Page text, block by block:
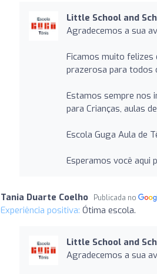
Little School and
Agradecemos a sua
Ficamos muito felizes
prazerosa para todos
Estamos sempre nos
para Crianças, aulas
Escola Guga Aula de
Esperamos você aqui
Tania Duarte Coelho Publicada no
Experiência positiva: Ótima escola.
Little School and
Agradecemos a sua